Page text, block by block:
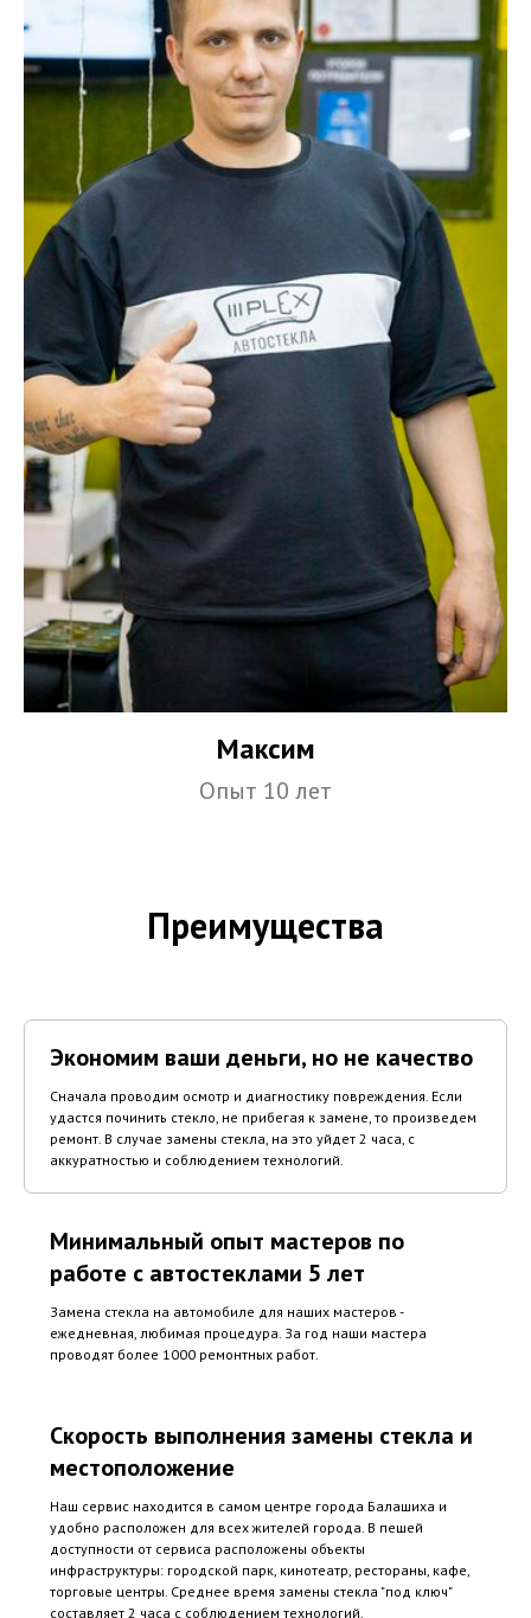
Максим
Опыт 10 лет
Преимущества
Экономим ваши деньги, но не качество
Сначала проводим осмотр и диагностику повреждения. Если
удастся починить стекло, не прибегая к замене, то произведем
ремонт. В случае замены стекла, на это уйдет 2 часа, с
аккуратностью и соблюдением технологий.
Минимальный опыт мастеров по
работе с автостеклами 5 лет
Замена стекла на автомобиле для наших мастеров -
ежедневная, любимая процедура. За год наши мастера
проводят более 1000 ремонтных работ.
Скорость выполнения замены стекла и
местоположение
Наш сервис находится в самом центре города Балашиха и
удобно расположен для всех жителей города. В пешей
доступности от сервиса расположены объекты
инфраструктуры: городской парк, кинотеатр, рестораны, кафе,
торговые центры. Среднее время замены стекла "под ключ"
составляет 2 часа с соблюдением технологий.